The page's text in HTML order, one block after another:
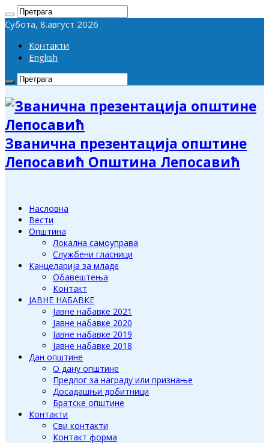
Субота, 8.август 2026
Контакти
English
Званична презентација општине
Лепосавић Општина Лепосавић
Насловна
Вести
Општина
Локална самоуправа
Службени гласници
Канцеларија за младе
Обавештења
Контакт
ЈАВНЕ НАБАВКЕ
Јавне набавке 2021
Јавне набавке 2020
Јавне набавке 2019
Јавне набавке 2018
Дан општине
О дану општине
Предлог за награду или признање
Досадашњи добитници
Братске општине
Контакти
Сви контакти
Контакт форма